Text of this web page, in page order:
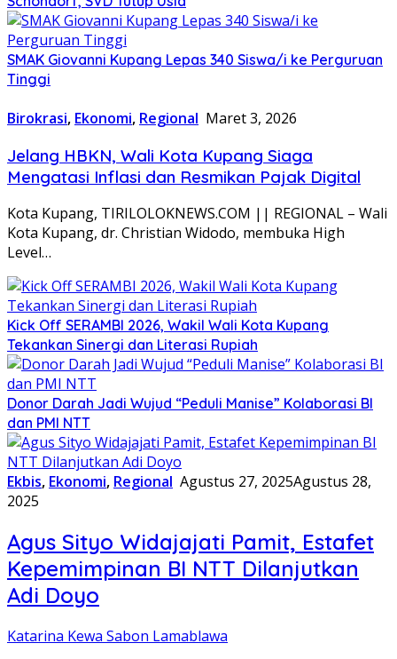
SMAK Giovanni Kupang Lepas 340 Siswa/i ke Perguruan
Tinggi
Birokrasi, Ekonomi, Regional Maret 3, 2026
Jelang HBKN, Wali Kota Kupang Siaga
Mengatasi Inflasi dan Resmikan Pajak Digital
Kota Kupang, TIRILOLOKNEWS.COM || REGIONAL – Wali
Kota Kupang, dr. Christian Widodo, membuka High
Level…
Kick Off SERAMBI 2026, Wakil Wali Kota Kupang
Tekankan Sinergi dan Literasi Rupiah
Donor Darah Jadi Wujud “Peduli Manise” Kolaborasi BI
dan PMI NTT
Ekbis, Ekonomi, Regional Agustus 27, 2025Agustus 28,
2025
Agus Sityo Widajajati Pamit, Estafet
Kepemimpinan BI NTT Dilanjutkan
Adi Doyo
Katarina Kewa Sabon Lamablawa